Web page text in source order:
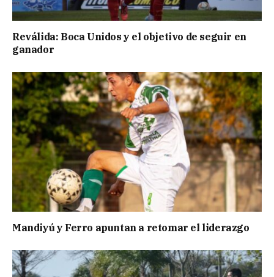
Reválida: Boca Unidos y el objetivo de seguir en
ganador
Mandiyú y Ferro apuntan a retomar el liderazgo